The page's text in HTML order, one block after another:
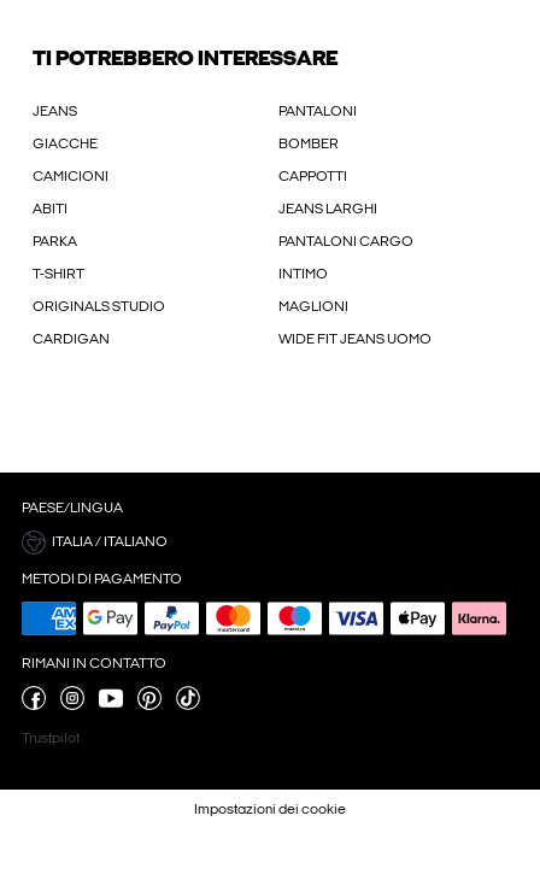
TI POTREBBERO INTERESSARE
JEANS PANTALONI
GIACCHE BOMBER
CAMICIONI CAPPOTTI
ABITI JEANS LARGHI
PARKA PANTALONI CARGO
T-SHIRT INTIMO
ORIGINALS STUDIO MAGLIONI
CARDIGAN WIDE FIT JEANS UOMO
PAESE/LINGUA
ITALIA / ITALIANO
METODI DI PAGAMENTO
RIMANI IN CONTATTO
Trustpilot
Impostazioni dei cookie